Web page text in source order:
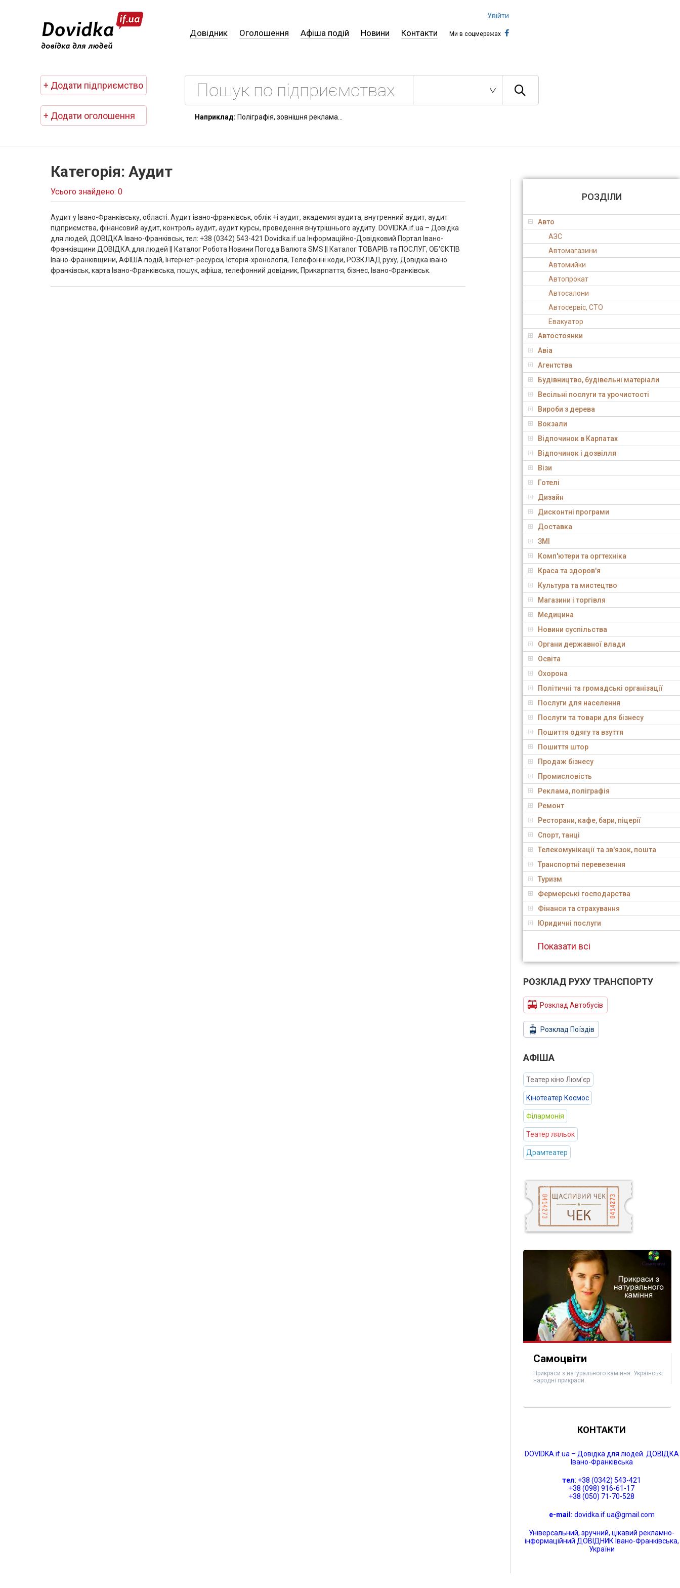
Довідник Оголошення Афіша подій Новини Контакти Ми в соцмережах
Увійти
+ Додати підприємство
+ Додати оголошення Наприклад: Поліграфія, зовнішня реклама...
Категорія: Аудит
Усього знайдено: 0
Аудит у Івано-Франківську, області. Аудит івано-франківськ, облік +і аудит, академия аудита, внутренний аудит, аудит
підприємства, фінансовий аудит, контроль аудит, аудит курсы, проведення внутрішнього аудиту. DOVIDKA.if.ua – Довідка
для людей, ДОВІДКА Івано-Франківськ, тел: +38 (0342) 543-421 Dovidka.if.ua Інформаційно-Довідковий Портал Івано-
Франківщини ДОВІДКА.для.людей || Каталог Робота Новини Погода Валюта SMS || Каталог ТОВАРІВ та ПОСЛУГ, ОБ'ЄКТІВ
Івано-Франківщини, АФІША подій, Інтернет-ресурси, Історія-хронологія, Телефонні коди, РОЗКЛАД руху, Довідка івано
франківськ, карта Івано-Франківська, пошук, афіша, телефонний довідник, Прикарпаття, бізнес, Івано-Франківськ.
РОЗДІЛИ
Авто
АЗС
Автомагазини
Автомийки
Автопрокат
Автосалони
Автосервіс, СТО
Евакуатор
Автостоянки
Авіа
Агентства
Будівництво, будівельні матеріали
Весільні послуги та урочистості
Вироби з дерева
Вокзали
Відпочинок в Карпатах
Відпочинок і дозвілля
Візи
Готелі
Дизайн
Дисконтні програми
Доставка
ЗМІ
Комп'ютери та оргтехніка
Краса та здоров'я
Культура та мистецтво
Магазини і торгівля
Медицина
Новини суспільства
Органи державної влади
Освіта
Охорона
Політичні та громадські організації
Послуги для населення
Послуги та товари для бізнесу
Пошиття одягу та взуття
Пошиття штор
Продаж бізнесу
Промисловість
Реклама, поліграфія
Ремонт
Ресторани, кафе, бари, піцерії
Спорт, танці
Телекомунікації та зв'язок, пошта
Транспортні перевезення
Туризм
Фермерські господарства
Фінанси та страхування
Юридичні послуги
Показати всі
РОЗКЛАД РУХУ ТРАНСПОРТУ
Розклад Автобусів
Розклад Поїздів
АФIША
Театер кіно Люм’єр
Кінотеатер Космос
Філармонія
Театер ляльок
Драмтеатер
Самоцвіти
Прикраси з натурального каміння. Українські
народні прикраси.
КОНТАКТИ
DOVIDKA.if.ua – Довідка для людей. ДОВІДКА
Івано-Франківська
тел: +38 (0342) 543-421
+38 (098) 916-61-17
+38 (050) 71-70-528
e-mail: dovidka.if.ua@gmail.com
Універсальний, зручний, цікавий рекламно-
інформаційний ДОВІДНИК Івано-Франківська,
України